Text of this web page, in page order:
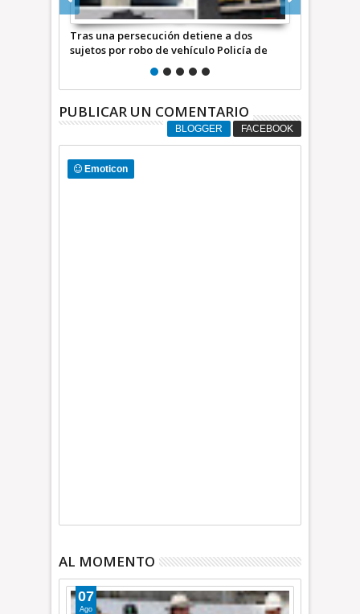
detiene a dos
vehículo Policía de
Policía evita posible despojo de vivienda
en Jardines de los Báez en Ecatepec
PUBLICAR UN COMENTARIO
BLOGGER FACEBOOK
Emoticon
AL MOMENTO
07
Ago